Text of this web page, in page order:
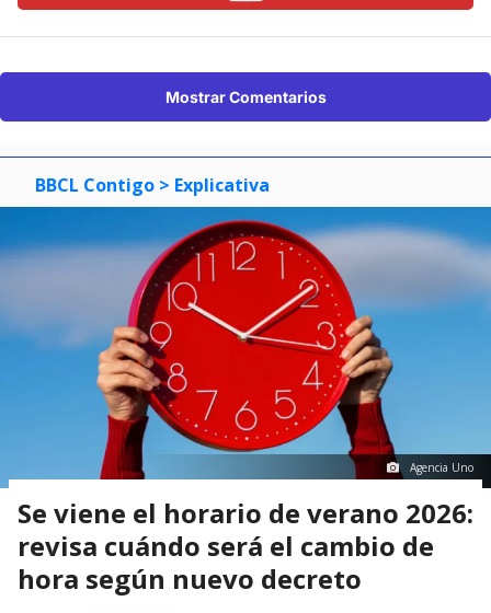
Mostrar Comentarios
BBCL Contigo > Explicativa
Agencia Uno
Se viene el horario de verano 2026:
revisa cuándo será el cambio de
hora según nuevo decreto